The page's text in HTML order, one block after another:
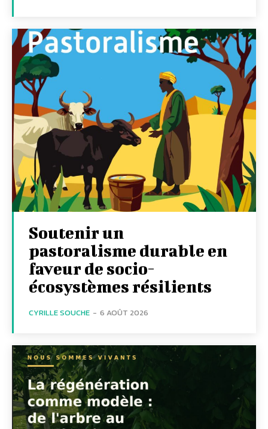
Soutenir un
pastoralisme durable en
faveur de socio-
écosystèmes résilients
CYRILLE SOUCHE - 6 AOÛT 2026